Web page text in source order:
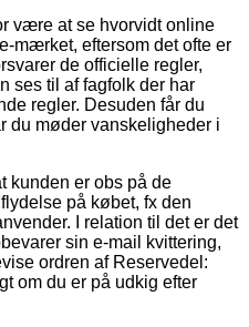
være at se hvorvidt online
mærket, eftersom det ofte er
de officielle regler,
ses til af fagfolk der har
regler. Desuden får du
du møder vanskeligheder i
kunden er obs på de
på købet, fx den
I relation til det er det
sin e-mail kvittering,
ordren af Reservedel:
om du er på udkig efter